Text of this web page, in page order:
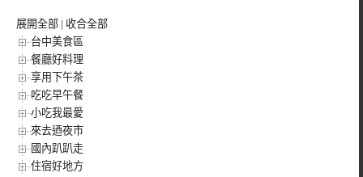
展開全部 | 收合全部
台中美食區
餐廳好料理
享用下午茶
吃吃早午餐
小吃我最愛
來去迺夜市
國內趴趴走
住宿好地方